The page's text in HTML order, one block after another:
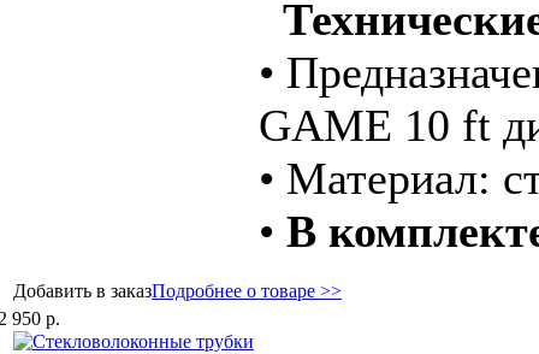
•
GAME 10 ft
• Материал:
• В
Добавить в заказПодробнее о товаре >>
950 р.